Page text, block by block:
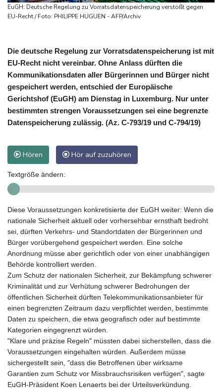
EuGH: Deutsche Regelung zu Vorratsdatenspeicherung verstößt gegen
EU-Recht / Foto: PHILIPPE HUGUEN - AFP/Archiv
Die deutsche Regelung zur Vorratsdatenspeicherung ist mit
EU-Recht nicht vereinbar. Ohne Anlass dürften die
Kommunikationsdaten aller Bürgerinnen und Bürger nicht
gespeichert werden, entschied der Europäische
Gerichtshof (EuGH) am Dienstag in Luxemburg. Nur unter
bestimmten strengen Voraussetzungen sei eine begrenzte
Datenspeicherung zulässig. (Az. C-793/19 und C-794/19)
Hören Hör auf zuzuhören
Textgröße ändern:
Diese Voraussetzungen konkretisierte der EuGH weiter: Wenn die
nationale Sicherheit aktuell oder vorhersehbar ernsthaft bedroht
sei, dürften Verkehrs- und Standortdaten der Bürgerinnen und
Bürger vorübergehend gespeichert werden. Eine solche
Anordnung müsse aber gerichtlich oder von einer unabhängigen
Behörde kontrolliert werden.
Zum Schutz der nationalen Sicherheit, zur Bekämpfung schwerer
Kriminalität und zur Verhütung schwerer Bedrohungen der
öffentlichen Sicherheit dürften Telekommunikationsanbieter für
einen begrenzten Zeitraum dazu verpflichtet werden, bestimmte
Daten zu speichern, die etwa geografisch oder auf bestimmte
Kategorien eingegrenzt würden.
"Klare und präzise Regeln" müssten dabei sicherstellen, dass die
Voraussetzungen eingehalten würden. Außerdem müsse
sichergestellt sein, "dass die Betroffenen über wirksame
Garantien zum Schutz vor Missbrauchsrisiken verfügen", sagte
EuGH-Präsident Koen Lenaerts bei der Urteilsverkündung.